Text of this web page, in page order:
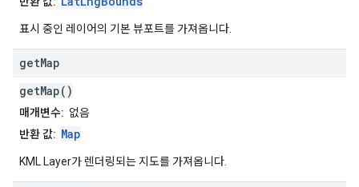
표시 중인 레이어의 기본 뷰포트를 가져옵니다.
getMap
getMap()
매개변수: 없음
반환 값: Map
KML Layer가 렌더링되는 지도를 가져옵니다.